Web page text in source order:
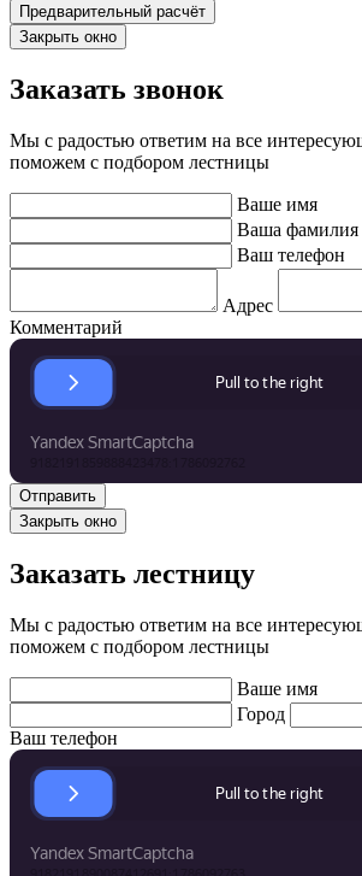
Закрыть окно
Заказать звонок
Мы с радостью ответим на все
поможем с подбором лестницы
Ваше имя
Ваша фамилия
Ваш телефон
Адрес
Комментарий
Закрыть окно
Заказать лестницу
Мы с радостью ответим на все
поможем с подбором лестницы
Ваше имя
Город
Ваш телефон